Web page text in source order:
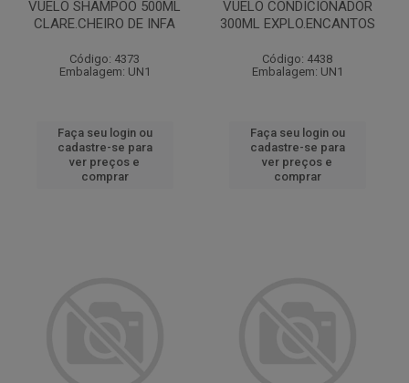
VUELO SHAMPOO 500ML
CLARE.CHEIRO DE INFA
Código: 4373
Embalagem: UN1
Faça seu login ou
cadastre-se para
ver preços e
comprar
VUELO CONDICIONADOR
300ML EXPLO.ENCANTOS
Código: 4438
Embalagem: UN1
Faça seu login ou
cadastre-se para
ver preços e
comprar